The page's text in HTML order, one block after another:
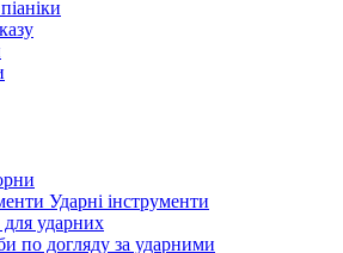
Ударні інструменти
ударних
по догляду за ударними